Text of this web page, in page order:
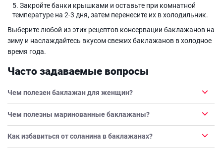
Закройте банки крышками и оставьте при комнатной
температуре на 2-3 дня, затем перенесите их в холодильник.
Выберите любой из этих рецептов консервации баклажанов на
зиму и наслаждайтесь вкусом свежих баклажанов в холодное
время года.
Часто задаваемые вопросы
Чем полезен баклажан для женщин?
Чем полезны маринованные баклажаны?
Как избавиться от соланина в баклажанах?